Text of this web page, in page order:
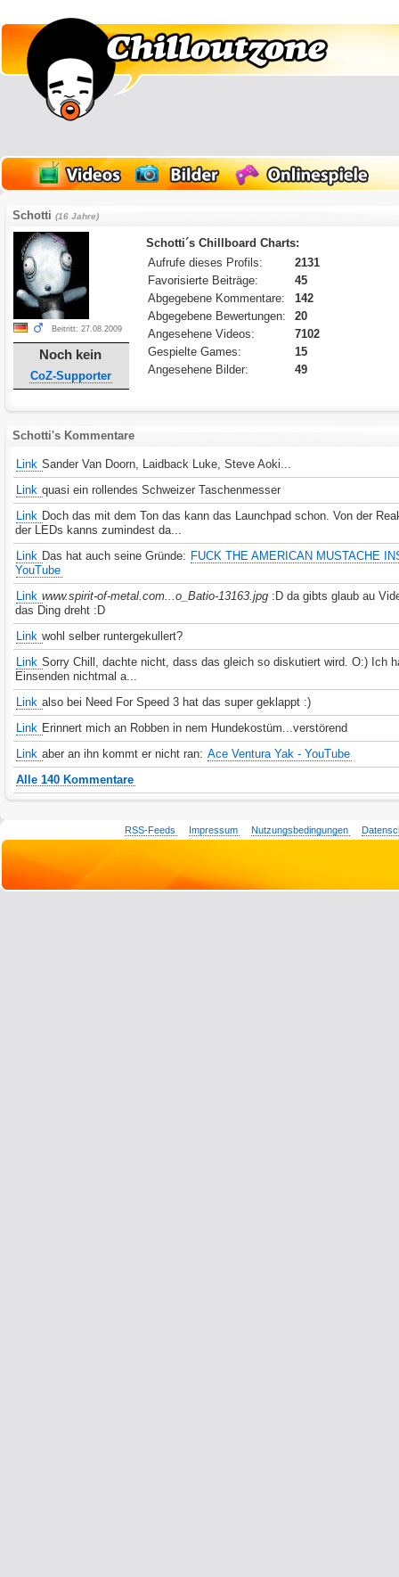
Schotti(16 Jahre)
Beitritt: 27.08.2009
Noch kein
CoZ-Supporter
Schotti´s Chillboard Charts:
Aufrufe dieses Profils:
2131
Favorisierte Beiträge:
45
Abgegebene Kommentare:
142
Abgegebene Bewertungen:
20
Angesehene Videos:
7102
Gespielte Games:
15
Angesehene Bilder:
49
Schotti's Kommentare
Link Sander Van Doorn, Laidback Luke, Steve Aoki...
Link quasi ein rollendes Schweizer Taschenmesser
Link Doch das mit dem Ton das kann das Launchpad schon. Von der
der LEDs kanns zumindest da...
Link Das hat auch seine Gründe: FUCK THE AMERICAN MUSTACHE
YouTube
Link www.spirit-of-metal.com...o_Batio-13163.jpg :D da gibts glaub au
das Ding dreht :D
Link wohl selber runtergekullert?
Link Sorry Chill, dachte nicht, dass das gleich so diskutiert wird. O:) Ich
Einsenden nichtmal a...
Link also bei Need For Speed 3 hat das super geklappt :)
Link Erinnert mich an Robben in nem Hundekostüm...verstörend
Link aber an ihn kommt er nicht ran: Ace Ventura Yak - YouTube
Alle 140 Kommentare
RSS-Feeds Impressum Nutzungsbedingungen